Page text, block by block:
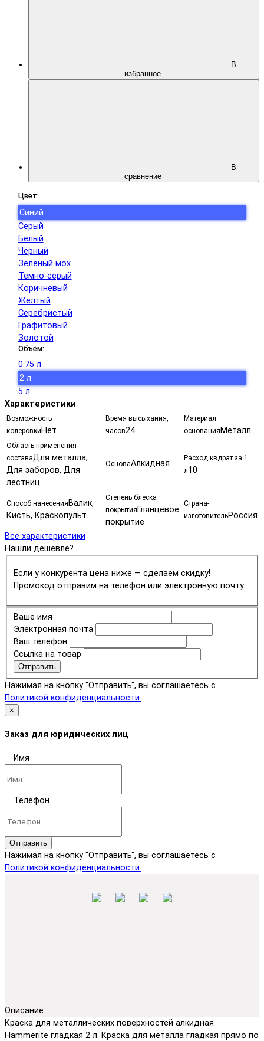
В
избранное
В
сравнение
Цвет:
Синий
Серый
Белый
Чёрный
Зелёный мох
Темно-серый
Коричневый
Желтый
Серебристый
Графитовый
Золотой
Объём:
0.75 л
2 л
5 л
Характеристики
Возможность
колеровки Нет
Время высыхания,
часов24
Материал
основания Металл
Область применения
составаДля металла,
Для заборов, Для
лестниц
ОсноваАлкидная
Расход квдрат за 1
л10
Способ нанесения Валик,
Кисть, Краскопульт
Степень блеска
покрытия Глянцевое
покрытие
Страна-
изготовительРоссия
Все характеристики
Нашли дешевле?
Если у конкурента цена ниже — сделаем скидку!
Промокод отправим на телефон или электронную почту.
Ваше имя
Электронная почта
Ваш телефон
Ссылка на товар
Отправить
Нажимая на кнопку "Отправить", вы соглашаетесь с
Политикой конфиденциальности.
×
Заказ для юридических лиц
Имя
Телефон
Отправить
Нажимая на кнопку "Отправить", вы соглашаетесь с
Политикой конфиденциальности.
Описание
Краска для металлических поверхностей алкидная
Hammerite гладкая 2 л. Краска для металла гладкая прямо по